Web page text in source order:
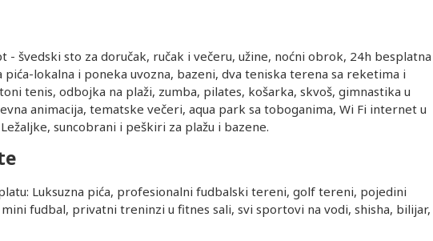
- švedski sto za doručak, ručak i večeru, užine, noćni obrok, 24h besplatna
lokalna i poneka uvozna, bazeni, dva teniska terena sa reketima i
tenis, odbojka na plaži, zumba, pilates, košarka, skvoš, gimnastika u
animacija, tematske večeri, aqua park sa toboganima, Wi Fi internet u
suncobrani i peškiri za plažu i bazene.
Luksuzna pića, profesionalni fudbalski tereni, golf tereni, pojedini
fudbal, privatni treninzi u fitnes sali, svi sportovi na vodi, shisha, bilijar,